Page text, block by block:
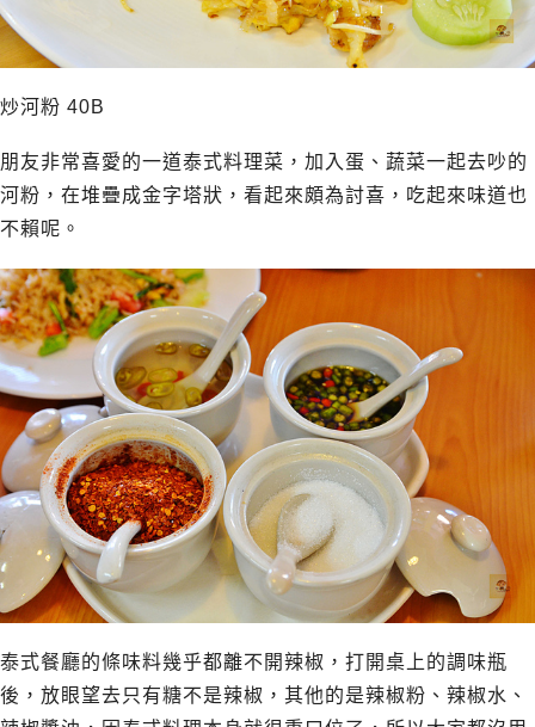
炒河粉 40B
朋友非常喜愛的一道泰式料理菜，加入蛋、蔬菜一起去吵的
河粉，在堆疊成金字塔狀，看起來頗為討喜，吃起來味道也
不賴呢。
泰式餐廳的條味料幾乎都離不開辣椒，打開桌上的調味瓶
後，放眼望去只有糖不是辣椒，其他的是辣椒粉、辣椒水、